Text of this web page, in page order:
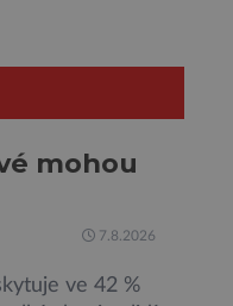
mohou
7.8.2026
ve 42 %